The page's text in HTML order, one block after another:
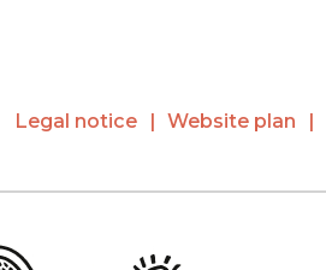
Legal notice Website plan